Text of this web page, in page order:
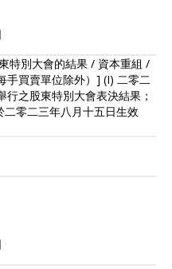
特別大會的結果 / 資本重組 /
手買賣單位除外）] (I) 二零二
行之股東特別大會表決結果；
二零二三年八月十五日生效